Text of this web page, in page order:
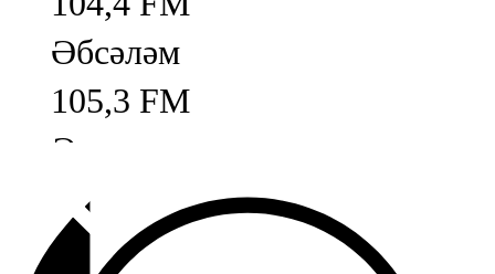
Әбсәләм
105,3 FM
Әлмәт
92,9 FM
Базарлы матак